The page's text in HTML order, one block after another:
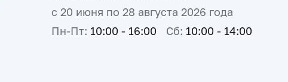
с 20 июня по 28 августа 2026 года
Пн-Пт: 10:00 - 16:00 Сб: 10:00 - 14:00